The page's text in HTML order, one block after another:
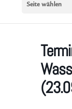
Seite wählen